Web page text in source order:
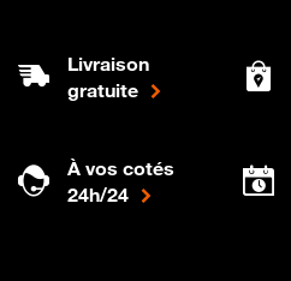
Livraison
gratuite
À vos cotés
24h/24